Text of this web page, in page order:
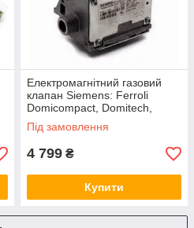
Електромагнітний газовий
клапан Siemens: Ferroli
Domicompact, Domitech,
Easytech, Divatop, FerellaZip
39812190
Під замовлення
4 799 ₴
Купити